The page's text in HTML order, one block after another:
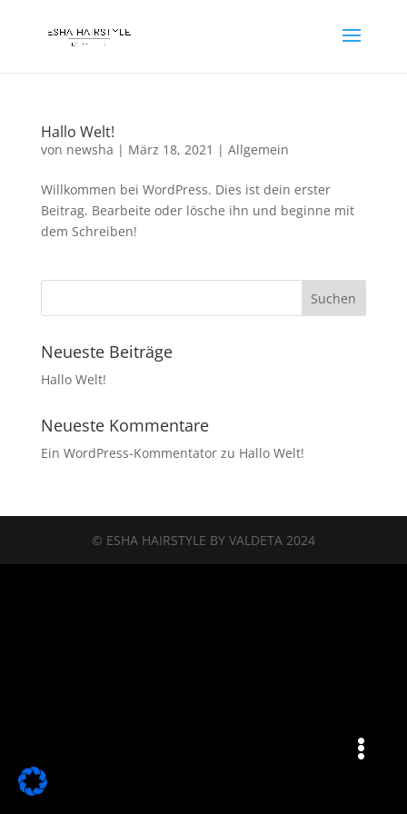
Hallo Welt!
von newsha | März 18, 2021 | Allgemein
Willkommen bei WordPress. Dies ist dein erster
Beitrag. Bearbeite oder lösche ihn und beginne mit
dem Schreiben!
Neueste Beiträge
Hallo Welt!
Neueste Kommentare
Ein WordPress-Kommentatorzu Hallo Welt!
© ESHA HAIRSTYLE BY VALDETA 2024